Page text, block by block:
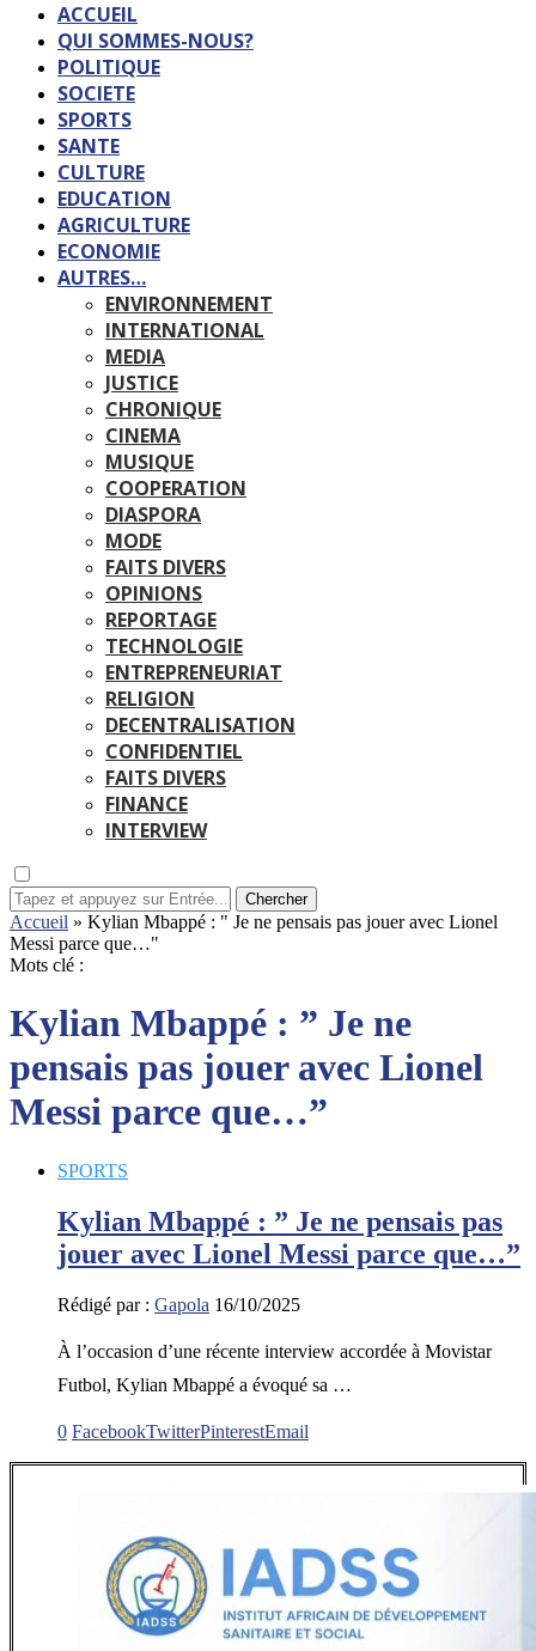
ACCUEIL
QUI SOMMES-NOUS?
POLITIQUE
SOCIETE
SPORTS
SANTE
CULTURE
EDUCATION
AGRICULTURE
ECONOMIE
AUTRES…
ENVIRONNEMENT
INTERNATIONAL
MEDIA
JUSTICE
CHRONIQUE
CINEMA
MUSIQUE
COOPERATION
DIASPORA
MODE
FAITS DIVERS
OPINIONS
REPORTAGE
TECHNOLOGIE
ENTREPRENEURIAT
RELIGION
DECENTRALISATION
CONFIDENTIEL
FAITS DIVERS
FINANCE
INTERVIEW
Chercher
Accueil » Kylian Mbappé : " Je ne pensais pas jouer avec Lionel
Messi parce que…"
Mots clé :
Kylian Mbappé : ” Je ne
pensais pas jouer avec Lionel
Messi parce que…”
SPORTS
Kylian Mbappé : ” Je ne pensais pas
jouer avec Lionel Messi parce que…”
Rédigé par : Gapola 16/10/2025
À l’occasion d’une récente interview accordée à Movistar
Futbol, Kylian Mbappé a évoqué sa …
0 FacebookTwitterPinterestEmail